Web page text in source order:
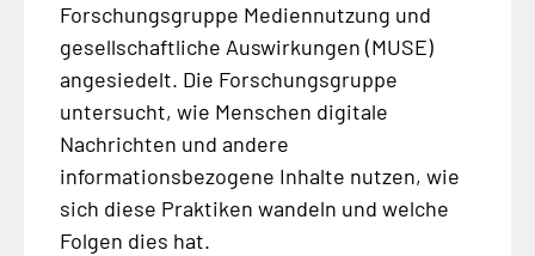
Forschungsgruppe Mediennutzung und
gesellschaftliche Auswirkungen (MUSE)
angesiedelt. Die Forschungsgruppe
untersucht, wie Menschen digitale
Nachrichten und andere
informationsbezogene Inhalte nutzen, wie
sich diese Praktiken wandeln und welche
Folgen dies hat.